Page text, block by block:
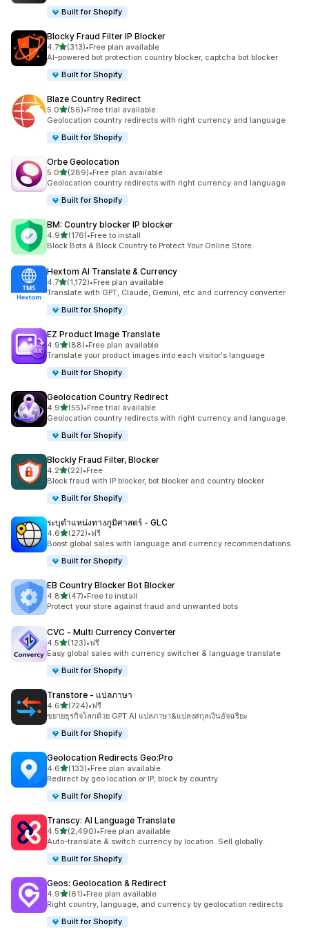
Built for Shopify
Blocky Fraud Filter IP Blocker
4.7เต็ม 5 ดาว
(313)
ทั้งหมด 313 รีวิว
•Free plan available
AI-powered bot protection country blocker, captcha bot blocker
Built for Shopify
Blaze Country Redirect
5.0เต็ม 5 ดาว
(56)
ทั้งหมด 56 รีวิว
•Free trial available
Geolocation country redirects with right currency and language
Built for Shopify
Orbe Geolocation
5.0เต็ม 5 ดาว
(289)
ทั้งหมด 289 รีวิว
•Free plan available
Geolocation country redirects with right currency and language
Built for Shopify
BM: Country blocker IP blocker
4.9เต็ม 5 ดาว
(176)
ทั้งหมด 176 รีวิว
•Free to install
Block Bots & Block Country to Protect Your Online Store
Hextom AI Translate & Currency
4.7เต็ม 5 ดาว
(1,172)
ทั้งหมด 1172 รีวิว
•Free plan available
Translate with GPT, Claude, Gemini, etc and currency converter
Built for Shopify
EZ Product Image Translate
4.9เต็ม 5 ดาว
(88)
ทั้งหมด 88 รีวิว
•Free plan available
Translate your product images into each visitor's language
Built for Shopify
Geolocation Country Redirect
4.9เต็ม 5 ดาว
(55)
ทั้งหมด 55 รีวิว
•Free trial available
Geolocation country redirects with right currency and language
Built for Shopify
Blockly Fraud Filter, Blocker
4.2เต็ม 5 ดาว
(22)
ทั้งหมด 22 รีวิว
•Free
Block fraud with IP blocker, bot blocker and country blocker
Built for Shopify
ระบุตำแหน่งทางภูมิศาสตร์ ‑ GLC
4.6เต็ม 5 ดาว
(272)
ทั้งหมด 272 รีวิว
•ฟรี
Boost global sales with language and currency recommendations.
Built for Shopify
EB Country Blocker Bot Blocker
4.8เต็ม 5 ดาว
(47)
ทั้งหมด 47 รีวิว
•Free to install
Protect your store against fraud and unwanted bots
CVC ‑ Multi Currency Converter
4.5เต็ม 5 ดาว
(123)
ทั้งหมด 123 รีวิว
•ฟรี
Easy global sales with currency switcher & language translate
Built for Shopify
Transtore ‑ แปลภาษา
4.6เต็ม 5 ดาว
(724)
ทั้งหมด 724 รีวิว
•ฟรี
ขยายธุรกิจโลกด้วย GPT AI แปลภาษา&แปลงสกุลเงินอัจฉริยะ
Built for Shopify
Geolocation Redirects Geo:Pro
4.6เต็ม 5 ดาว
(133)
ทั้งหมด 133 รีวิว
•Free plan available
Redirect by geo location or IP, block by country
Built for Shopify
Transcy: AI Language Translate
4.5เต็ม 5 ดาว
(2,490)
ทั้งหมด 2490 รีวิว
•Free plan available
Auto-translate & switch currency by location. Sell globally.
Built for Shopify
Geos: Geolocation & Redirect
4.9เต็ม 5 ดาว
(61)
ทั้งหมด 61 รีวิว
•Free plan available
Right country, language, and currency by geolocation redirects
Built for Shopify